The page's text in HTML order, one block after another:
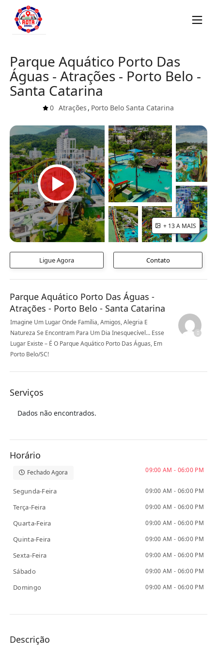
Parque Aquático Porto Das
Águas - Atrações - Porto Belo -
Santa Catarina
0 Atrações , Porto Belo Santa Catarina
+ 13 A MAIS
Ligue Agora Contato
Parque Aquático Porto Das Águas -
Atrações - Porto Belo - Santa Catarina
Imagine Um Lugar Onde Família, Amigos, Alegria E
Natureza Se Encontram Para Um Dia Inesquecível… Esse
Lugar Existe – É O Parque Aquático Porto Das Águas, Em
Porto Belo/SC!
Serviços
Dados não encontrados.
Horário
Fechado Agora 09:00 AM - 06:00 PM
Segunda-Feira 09:00 AM - 06:00 PM
Terça-Feira 09:00 AM - 06:00 PM
Quarta-Feira 09:00 AM - 06:00 PM
Quinta-Feira 09:00 AM - 06:00 PM
Sexta-Feira 09:00 AM - 06:00 PM
Sábado 09:00 AM - 06:00 PM
Domingo 09:00 AM - 06:00 PM
Descrição